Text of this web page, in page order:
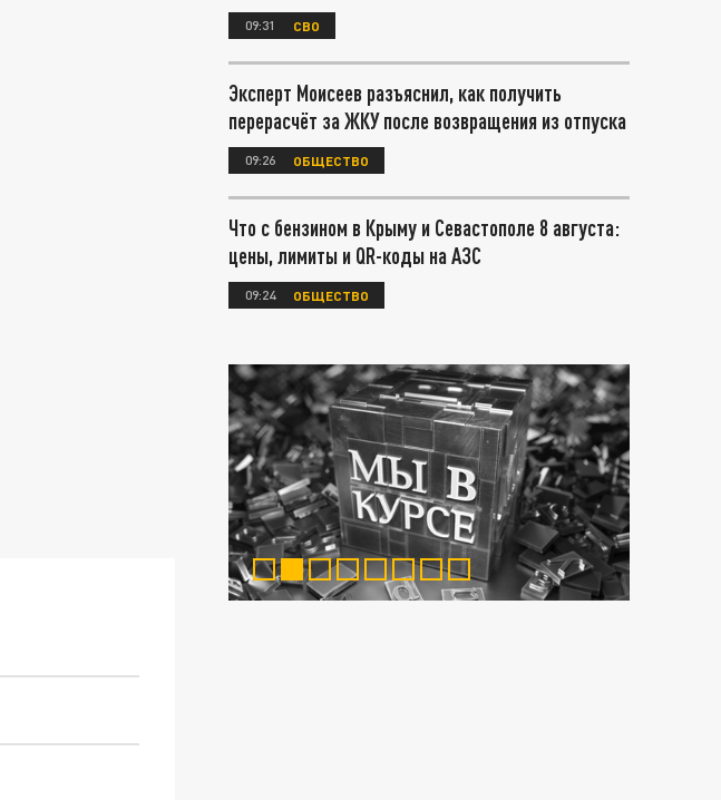
09:31 СВО
Эксперт Моисеев разъяснил, как получить
перерасчёт за ЖКУ после возвращения из отпуска
09:26 ОБЩЕСТВО
Что с бензином в Крыму и Севастополе 8 августа:
цены, лимиты и QR-коды на АЗС
09:24 ОБЩЕСТВО